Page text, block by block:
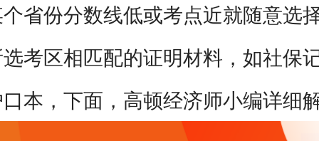
上班族怎么高效备考？
考过之后怎么领证、怎么评职称？
省份分数线低或考点近就随意选
考区相匹配的证明材料，如社保
本，下面，高顿经济师小编详细